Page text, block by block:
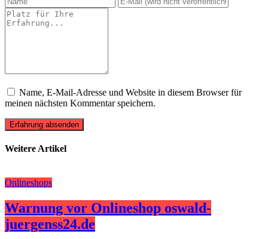
Name, E-Mail-Adresse und Website in diesem Browser für
meinen nächsten Kommentar speichern.
Erfahrung absenden
Weitere Artikel
Onlineshops
Warnung vor Onlineshop oswald-
juergenss24.de